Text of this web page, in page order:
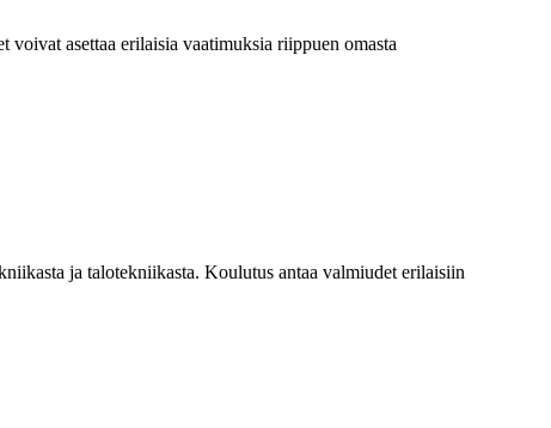
asettaa erilaisia vaatimuksia riippuen omasta
ja talotekniikasta. Koulutus antaa valmiudet erilaisiin